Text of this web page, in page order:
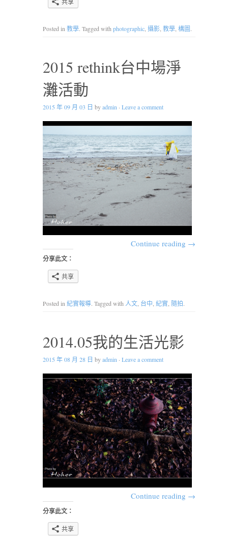
Posted in 教學. Tagged with photographic 攝影 教學 構圖.
2015 rethink台中場淨
灘活動
2015 年 09 月 03 日 byadmin · Leave a comment
Continue reading →
分享此文：
共享
Posted in紀實報導. Tagged with人文, 台中, 紀實, 隨拍.
2014.05我的生活光影
2015 年 08 月 28 日 byadmin · Leave a comment
Continue reading →
分享此文：
共享